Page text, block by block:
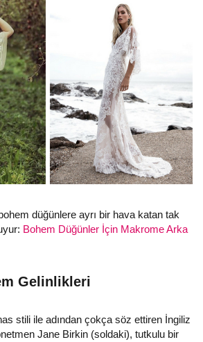
düğünlere ayrı bir hava katan tak
Bohem Düğünler İçin Makrome Arka
Gelinlikleri
stili ile adından çokça söz ettiren İngiliz
Jane Birkin (soldaki), tutkulu bir